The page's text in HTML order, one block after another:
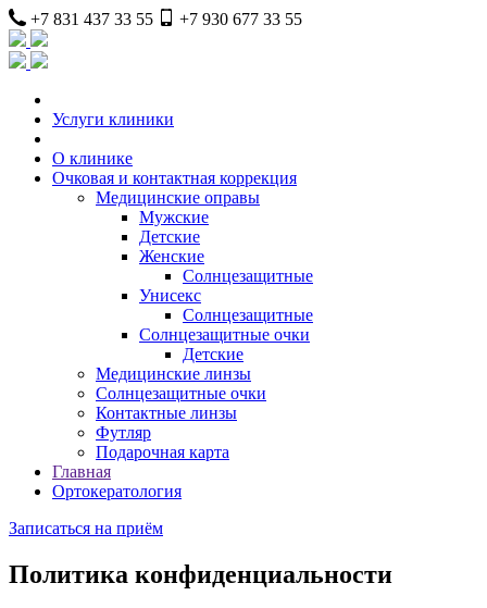
+7 831 437 33 55 +7 930 677 33 55
Услуги клиники
О клинике
Очковая и контактная коррекция
Медицинские оправы
Мужские
Детские
Женские
Солнцезащитные
Унисекс
Солнцезащитные
Солнцезащитные очки
Детские
Медицинские линзы
Солнцезащитные очки
Контактные линзы
Футляр
Подарочная карта
Главная
Ортокератология
Записаться на приём
Политика конфиденциальности